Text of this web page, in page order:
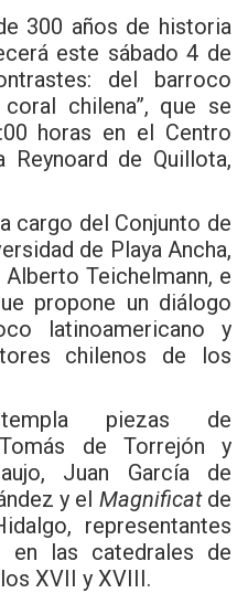
300 años de historia
este sábado 4 de
del barroco
chilena”, que se
horas en el Centro
Reynoard de Quillota,
cargo del Conjunto de
de Playa Ancha,
Teichelmann, e
propone un diálogo
latinoamericano y
chilenos de los
piezas de
de Torrejón y
Juan García de
y el Magnificatde
representantes
en las catedrales de
XVII y XVIII.